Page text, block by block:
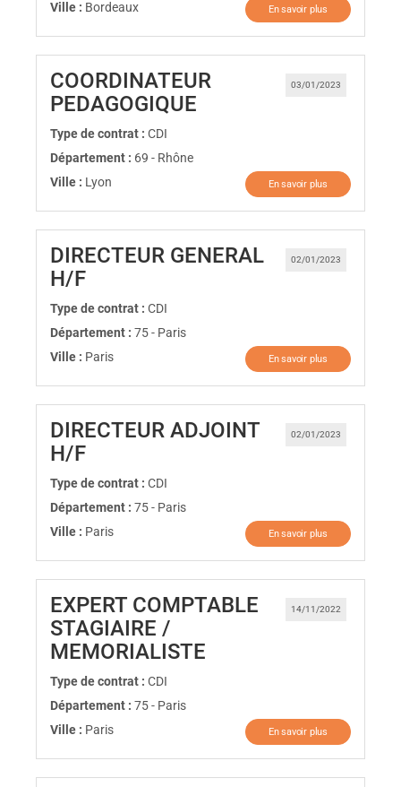
Ville : Bordeaux En savoir plus
03/01/2023
COORDINATEUR
PEDAGOGIQUE
Type de contrat : CDI
Département : 69 - Rhône
Ville : Lyon En savoir plus
02/01/2023
DIRECTEUR GENERAL
H/F(Nouvelle fenêtre)
Type de contrat : CDI
Département : 75 - Paris
Ville : Paris En savoir plus
02/01/2023
DIRECTEUR ADJOINT
H/F(Nouvelle fenêtre)
Type de contrat : CDI
Département : 75 - Paris
Ville : Paris En savoir plus
14/11/2022
EXPERT COMPTABLE
STAGIAIRE /
MEMORIALISTE
Type de contrat : CDI
Département : 75 - Paris
Ville : Paris En savoir plus